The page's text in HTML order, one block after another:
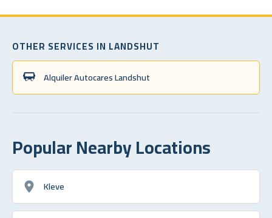
OTHER SERVICES IN LANDSHUT
Alquiler Autocares Landshut
Popular Nearby Locations
Kleve